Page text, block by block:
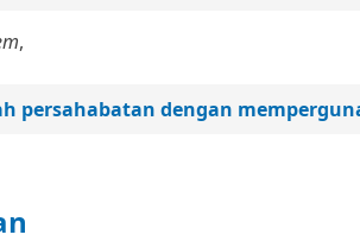
,
persahabatan dengan